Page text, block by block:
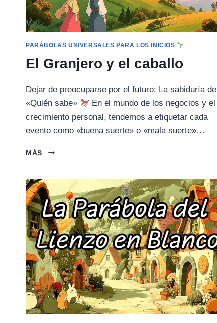
PARÁBOLAS UNIVERSALES PARA LOS INICIOS
El Granjero y el caballo
Dejar de preocuparse por el futuro: La sabiduría del
«Quién sabe»
En el mundo de los negocios y el
crecimiento personal, tendemos a etiquetar cada
evento como «buena suerte» o «mala suerte»…
MÁS
EL
EL
CABALLO